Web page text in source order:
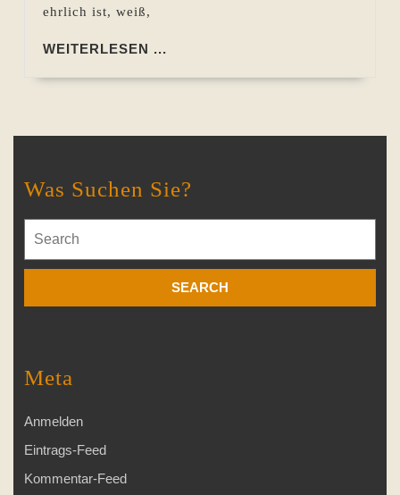
ehrlich ist, weiß,
WEITERLESEN ...
Was Suchen Sie?
for:
Meta
Anmelden
Eintrags-Feed
Kommentar-Feed